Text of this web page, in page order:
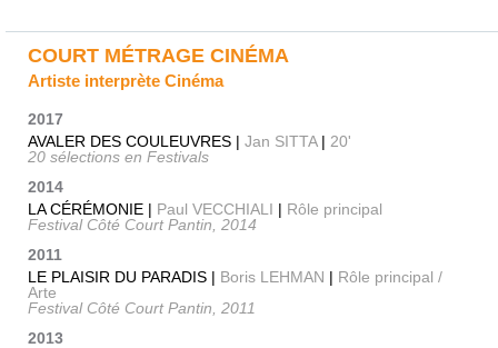
COURT MÉTRAGE CINÉMA
Artiste interprète Cinéma
2017
AVALER DES COULEUVRES | Jan SITTA| 20'
20 sélections en Festivals
2014
LA CÉRÉMONIE | Paul VECCHIALI | Rôle principal
Festival Côté Court Pantin, 2014
2011
LE PLAISIR DU PARADIS | Boris LEHMAN | Rôle principal /
Arte
Festival Côté Court Pantin, 2011
2013